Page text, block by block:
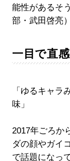
能性があるそ
部・武田啓亮）
一目で直
「ゆるキャラ
味」
2017年ごろか
ダの顔やガイ
で話題になっ